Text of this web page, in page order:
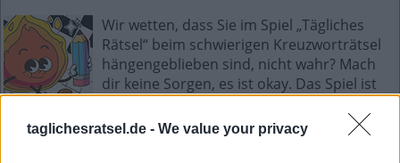
taglichesratsel.de - We value your privacy
Wir wetten, dass Sie im Spiel „Tägliches
Rätsel“ beim schwierigen Kreuzworträtsel
hängengeblieben sind, nicht wahr? Mach
dir keine Sorgen, es ist okay. Das Spiel ist
brauchen viele Leute Hilfe. Aus diesem Grund wurde diese
Website erstellt, um Ihnen bei den Antworten auf das